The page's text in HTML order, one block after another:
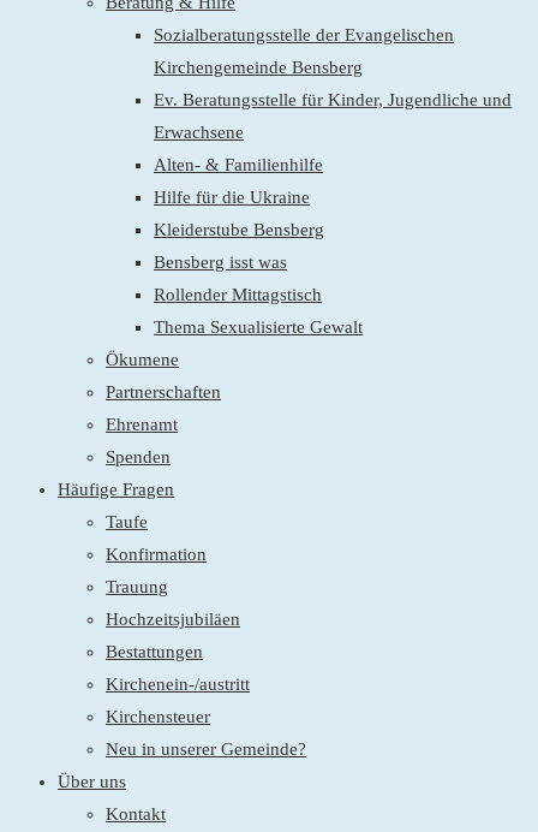
Sozialberatungsstelle der Evangelischen
Kirchengemeinde Bensberg
Ev. Beratungsstelle für Kinder, Jugendliche und
Erwachsene
Alten- & Familienhilfe
Hilfe für die Ukraine
Kleiderstube Bensberg
Bensberg isst was
Rollender Mittagstisch
Thema Sexualisierte Gewalt
Ökumene
Partnerschaften
Ehrenamt
Spenden
Häufige Fragen
Taufe
Konfirmation
Trauung
Hochzeitsjubiläen
Bestattungen
Kirchenein-/austritt
Kirchensteuer
Neu in unserer Gemeinde?
Über uns
Kontakt